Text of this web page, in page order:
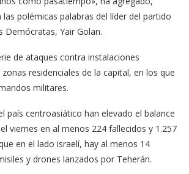
polémicas palabras del líder del partido
Demócratas, Yair Golan.
de ataques contra instalaciones
residenciales de la capital, en los que
militares.
país centroasiático han elevado el balance
viernes en al menos 224 fallecidos y 1.257
en el lado israelí, hay al menos 14
y drones lanzados por Teherán.